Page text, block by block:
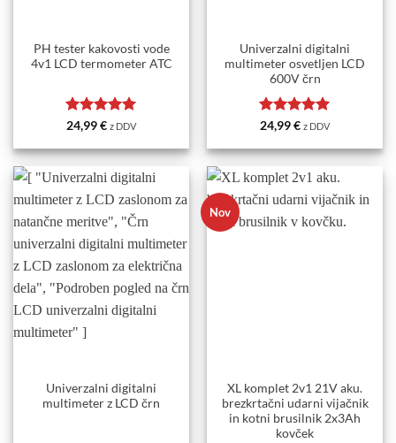
PH tester kakovosti vode
4v1 LCD termometer ATC
Ocenjeno5
24,99€ z DDV
Univerzalni digitalni
multimeter osvetljen LCD
600V črn
Ocenjeno5
24,99€ z DDV
Univerzalni digitalni
multimeter z LCD črn
Nov
XL komplet 2v1 21V aku.
brezkrtačni udarni vijačnik
in kotni brusilnik 2x3Ah
kovček